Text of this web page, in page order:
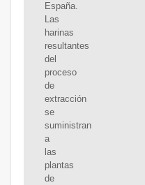
España.
Las
harinas
resultantes
del
proceso
de
extracción
se
suministran
a
las
plantas
de